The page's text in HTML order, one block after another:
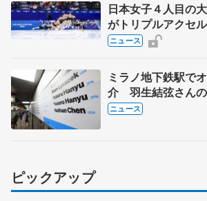
日本女子４人目の
がトリプルアクセ
ニュース
ミラノ地下鉄駅で
介 羽生結弦さん
んのジャンプ連続写
ニュース
ピックアップ